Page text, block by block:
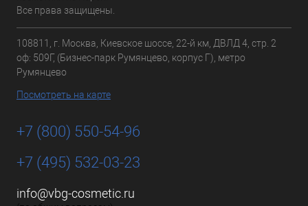
Все права защищены.
108811, г. Москва, Киевское шоссе, 22-й км, ДВЛД 4, стр. 2
оф: 509Г, (Бизнес-парк Румянцево, корпус Г), метро
Румянцево
Посмотреть на карте
+7 (800) 550-54-96
+7 (495) 532-03-23
info@vbg-cosmetic.ru